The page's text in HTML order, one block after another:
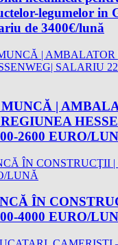
legumelor in
de 3400€/lună
|
2600 EURO/
ÎN
4000 EURO/